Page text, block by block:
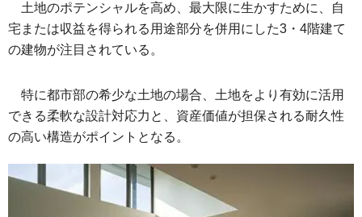
土地のポテンシャルを高め、最大限に生かすために、自
宅または収益を得られる用途部分を併用にした3・4階建て
の建物が注目されている。
特に都市部の希少な土地の場合、土地をより有効に活用
できる柔軟な設計対応力と、資産価値が担保される耐久性
の高い構造がポイントとなる。